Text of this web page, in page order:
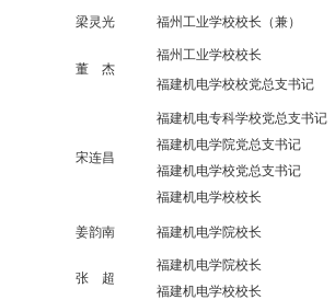
梁灵光 福州工业学校校长（兼）
董 杰
福州工业学校校长
福建机电学校校党总支书记
宋连昌
福建机电专科学校党总支书记
福建机电学院党总支书记
福建机电学校党总支书记
福建机电学校校长
姜韵南 福建机电学院校长
张 超
福建机电学院校长
福建机电学校校长